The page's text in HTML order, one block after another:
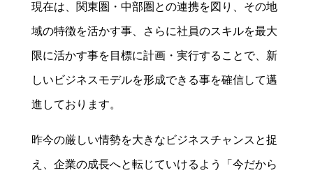
現在は、関東圏・中部圏との連携を図り、その地
域の特徴を活かす事、さらに社員のスキルを最大
限に活かす事を目標に計画・実行することで、新
しいビジネスモデルを形成できる事を確信して邁
進しております。
昨今の厳しい情勢を大きなビジネスチャンスと捉
え、企業の成長へと転じていけるよう「今だから